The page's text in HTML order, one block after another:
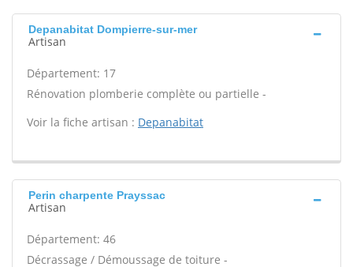
Depanabitat Dompierre-sur-mer
Artisan
Département: 17
Rénovation plomberie complète ou partielle -
Voir la fiche artisan : Depanabitat
Perin charpente Prayssac
Artisan
Département: 46
Décrassage / Démoussage de toiture -